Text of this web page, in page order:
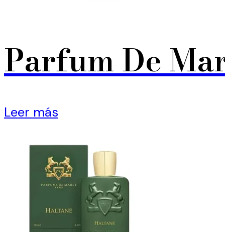
Parfum De
Leer más